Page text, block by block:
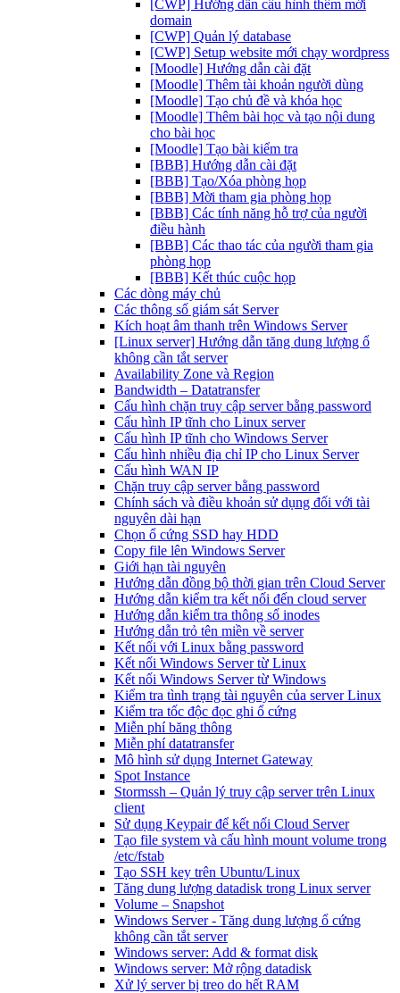
[CWP] Hướng dẫn cấu hình thêm mới
domain
[CWP] Quản lý database
[CWP] Setup website mới chạy wordpress
[Moodle] Hướng dẫn cài đặt
[Moodle] Thêm tài khoản người dùng
[Moodle] Tạo chủ đề và khóa học
[Moodle] Thêm bài học và tạo nội dung
cho bài học
[Moodle] Tạo bài kiểm tra
[BBB] Hướng dẫn cài đặt
[BBB] Tạo/Xóa phòng họp
[BBB] Mời tham gia phòng họp
[BBB] Các tính năng hỗ trợ của người
điều hành
[BBB] Các thao tác của người tham gia
phòng họp
[BBB] Kết thúc cuộc họp
Các dòng máy chủ
Các thông số giám sát Server
Kích hoạt âm thanh trên Windows Server
[Linux server] Hướng dẫn tăng dung lượng ổ
không cần tắt server
Availability Zone và Region
Bandwidth – Datatransfer
Cấu hình chặn truy cập server bằng password
Cấu hình IP tĩnh cho Linux server
Cấu hình IP tĩnh cho Windows Server
Cấu hình nhiều địa chỉ IP cho Linux Server
Cấu hình WAN IP
Chặn truy cập server bằng password
Chính sách và điều khoản sử dụng đối với tài
nguyên dài hạn
Chọn ổ cứng SSD hay HDD
Copy file lên Windows Server
Giới hạn tài nguyên
Hướng dẫn đồng bộ thời gian trên Cloud Server
Hướng dẫn kiểm tra kết nối đến cloud server
Hướng dẫn kiểm tra thông số inodes
Hướng dẫn trỏ tên miền về server
Kết nối với Linux bằng password
Kết nối Windows Server từ Linux
Kết nối Windows Server từ Windows
Kiểm tra tình trạng tài nguyên của server Linux
Kiểm tra tốc độc đọc ghi ổ cứng
Miễn phí băng thông
Miễn phí datatransfer
Mô hình sử dụng Internet Gateway
Spot Instance
Stormssh – Quản lý truy cập server trên Linux
client
Sử dụng Keypair để kết nối Cloud Server
Tạo file system và cấu hình mount volume trong
/etc/fstab
Tạo SSH key trên Ubuntu/Linux
Tăng dung lượng datadisk trong Linux server
Volume – Snapshot
Windows Server - Tăng dung lượng ổ cứng
không cần tắt server
Windows server: Add & format disk
Windows server: Mở rộng datadisk
Xử lý server bị treo do hết RAM